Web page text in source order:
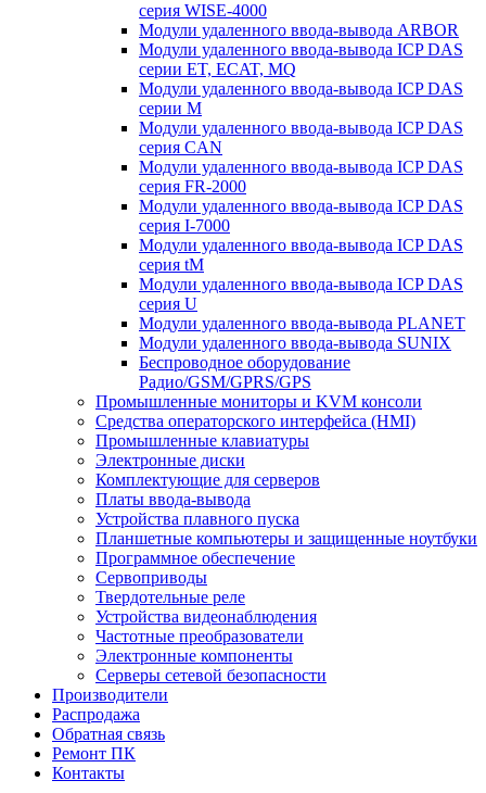
серия WISE-4000
Модули удаленного ввода-вывода ARBOR
Модули удаленного ввода-вывода ICP DAS
серии ET, ECAT, MQ
Модули удаленного ввода-вывода ICP DAS
серии M
Модули удаленного ввода-вывода ICP DAS
серия CAN
Модули удаленного ввода-вывода ICP DAS
серия FR-2000
Модули удаленного ввода-вывода ICP DAS
серия I-7000
Модули удаленного ввода-вывода ICP DAS
серия tM
Модули удаленного ввода-вывода ICP DAS
серия U
Модули удаленного ввода-вывода PLANET
Модули удаленного ввода-вывода SUNIX
Беспроводное оборудование
Радио/GSM/GPRS/GPS
Промышленные мониторы и KVM консоли
Средства операторского интерфейса (HMI)
Промышленные клавиатуры
Электронные диски
Комплектующие для серверов
Платы ввода-вывода
Устройства плавного пуска
Планшетные компьютеры и защищенные ноутбуки
Программное обеспечение
Сервоприводы
Твердотельные реле
Устройства видеонаблюдения
Частотные преобразователи
Электронные компоненты
Серверы сетевой безопасности
Производители
Распродажа
Обратная связь
Ремонт ПК
Контакты